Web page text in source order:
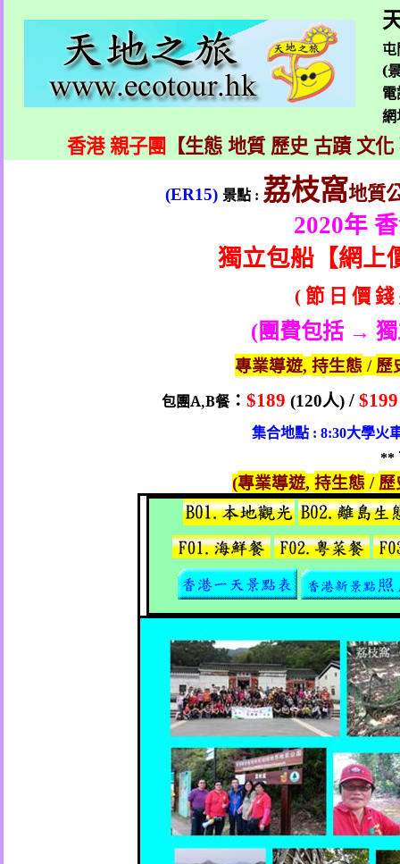
(
香港 親子團【生態 地質 歷史 古蹟 文化
(ER15)景點 : 荔枝窩地質
2020年
獨立包船【網上
( 節 日 價錢
(團費包括 →
專業導遊, 持生態 / 歷
包團A,B餐：$189 (120人) /
集合地點: 8:30大學火
**
(專業導遊, 持生態 /